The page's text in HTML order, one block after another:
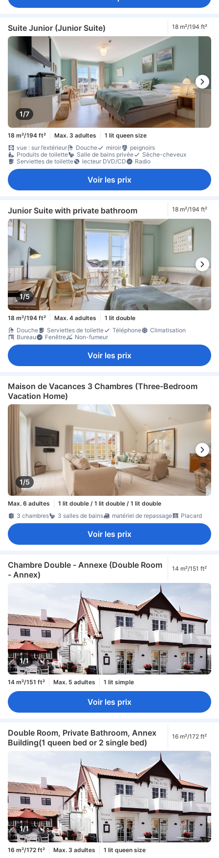
Suite Junior (Junior Suite) 18 m²/194 ft²
1/7
18 m²/194 ft² Max. 3 adultes
1 lit queen size
vue : sur l’extérieur
Douche miroir
peignoirs
Produits de toilette
Salle de bains privée
Sèche-cheveux
Serviettes de toilette
lecteur DVD/CD Radio
Voir les prix
Junior Suite with private bathroom 18 m²/194 ft²
1/5
18 m²/194 ft² Max. 4 adultes
1 lit double
Douche
Serviettes de toilette Téléphone
Climatisation
Bureau
Fenêtre Non-fumeur
Voir les prix
Maison de Vacances 3 Chambres (Three-Bedroom
Vacation Home)
1/5
Max. 6 adultes
1 lit double / 1 lit double / 1 lit double
3 chambres
3 salles de bains matériel de repassage Placard
Voir les prix
Chambre Double - Annexe (Double Room
- Annex)
14 m²/151 ft²
1/1
14 m²/151 ft² Max. 5 adultes 1 lit simple
Voir les prix
Double Room, Private Bathroom, Annex
Building(1 queen bed or 2 single bed)
16 m²/172 ft²
1/1
16 m²/172 ft² Max. 3 adultes
1 lit queen size